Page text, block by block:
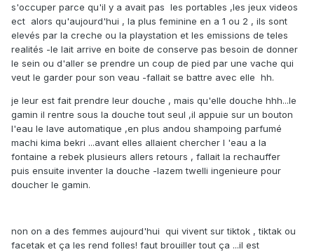
s'occuper parce qu'il y a avait pas les portables ,les jeux videos
ect alors qu'aujourd'hui , la plus feminine en a 1 ou 2 , ils sont
elevés par la creche ou la playstation et les emissions de teles
realités -le lait arrive en boite de conserve pas besoin de donner
le sein ou d'aller se prendre un coup de pied par une vache qui
veut le garder pour son veau -fallait se battre avec elle hh.
je leur est fait prendre leur douche , mais qu'elle douche hhh...le
gamin il rentre sous la douche tout seul ,il appuie sur un bouton
l'eau le lave automatique ,en plus andou shampoing parfumé
machi kima bekri ...avant elles allaient chercher l 'eau a la
fontaine a rebek plusieurs allers retours , fallait la rechauffer
puis ensuite inventer la douche -lazem twelli ingenieure pour
doucher le gamin.
non on a des femmes aujourd'hui qui vivent sur tiktok , tiktak ou
facetak et ça les rend folles! faut brouiller tout ça ...il est